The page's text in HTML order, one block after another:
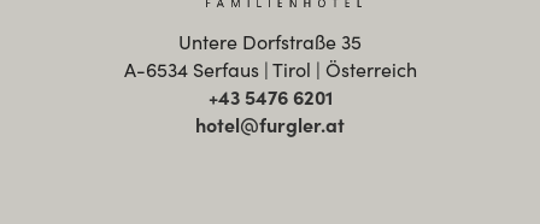
Untere Dorfstraße 35
A-6534 Serfaus | Tirol | Österreich
+43 5476 6201
hotel@furgler.at